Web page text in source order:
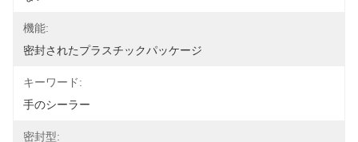
機能:
密封されたプラスチックパッケージ
キーワード:
手のシーラー
密封型: